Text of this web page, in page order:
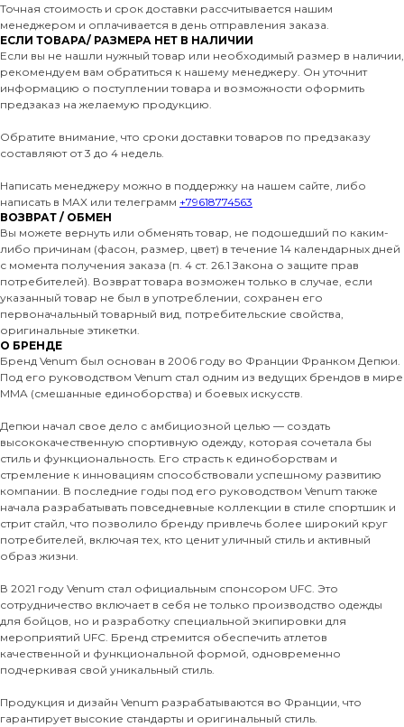
Точная стоимость и срок доставки рассчитывается нашим
менеджером и оплачивается в день отправления заказа.
ЕСЛИ ТОВАРА/ РАЗМЕРА НЕТ В НАЛИЧИИ
Если вы не нашли нужный товар или необходимый размер в наличии,
рекомендуем вам обратиться к нашему менеджеру. Он уточнит
информацию о поступлении товара и возможности оформить
предзаказ на желаемую продукцию.
Обратите внимание, что сроки доставки товаров по предзаказу
составляют от 3 до 4 недель.
Написать менеджеру можно в поддержку на нашем сайте, либо
написать в MAX или телеграмм +79618774563
ВОЗВРАТ / ОБМЕН
Вы можете вернуть или обменять товар, не подошедший по каким-
либо причинам (фасон, размер, цвет) в течение 14 календарных дней
с момента получения заказа (п. 4 ст. 26.1 Закона о защите прав
потребителей). Возврат товара возможен только в случае, если
указанный товар не был в употреблении, сохранен его
первоначальный товарный вид, потребительские свойства,
оригинальные этикетки.
О БРЕНДЕ
Бренд Venum был основан в 2006 году во Франции Франком Депюи.
Под его руководством Venum стал одним из ведущих брендов в мире
MMA (смешанные единоборства) и боевых искусств.
Депюи начал свое дело с амбициозной целью — создать
высококачественную спортивную одежду, которая сочетала бы
стиль и функциональность. Его страсть к единоборствам и
стремление к инновациям способствовали успешному развитию
компании. В последние годы под его руководством Venum также
начала разрабатывать повседневные коллекции в стиле спортшик и
стрит стайл, что позволило бренду привлечь более широкий круг
потребителей, включая тех, кто ценит уличный стиль и активный
образ жизни.
В 2021 году Venum стал официальным спонсором UFC. Это
сотрудничество включает в себя не только производство одежды
для бойцов, но и разработку специальной экипировки для
мероприятий UFC. Бренд стремится обеспечить атлетов
качественной и функциональной формой, одновременно
подчеркивая свой уникальный стиль.
Продукция и дизайн Venum разрабатываются во Франции, что
гарантирует высокие стандарты и оригинальный стиль.